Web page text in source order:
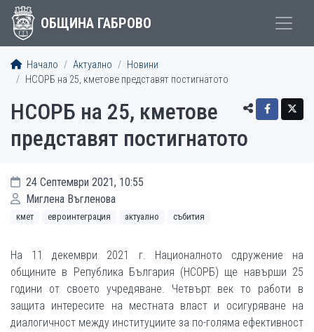
ОБЩИНА ГАБРОВО
Начало Актуално
Новини
НСОРБ на 25, кметове представят постигнатото
НСОРБ на 25, кметове
представят постигнатото
24 Септември 2021, 10:55
Миглена Въгленова
кмет евроинтеграция актуално събития
На 11 декември 2021 г. Националното сдружение на
общините в Република България (НСОРБ) ще навърши 25
години от своето учредяване. Четвърт век то работи в
защита интересите на местната власт и осигуряване на
диалогичност между институциите за по-голяма ефективност